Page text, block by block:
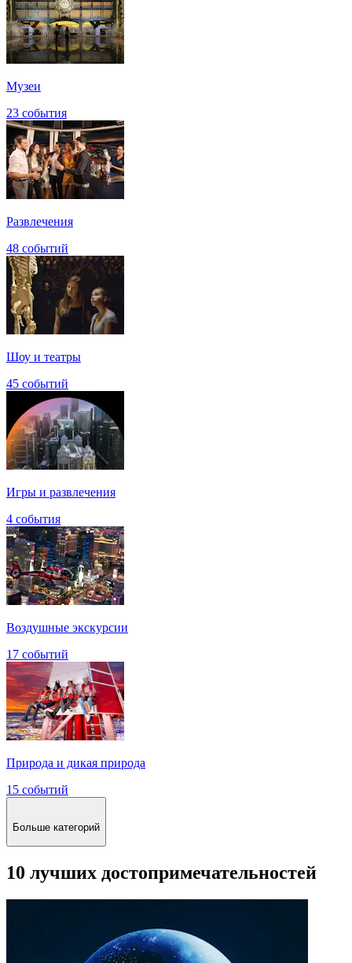
Музеи
23 события
Развлечения
48 событий
Шоу и театры
45 событий
Игры и развлечения
4 события
Воздушные экскурсии
17 событий
Природа и дикая природа
15 событий
Больше категорий
10 лучших достопримечательностей